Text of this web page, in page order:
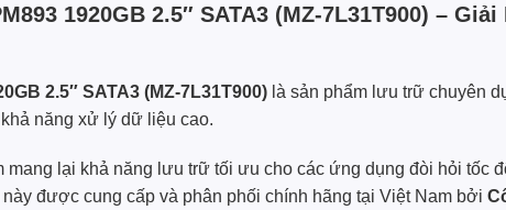
1920GB 2.5″ SATA3 (MZ-7L31T900) –
2.5″ SATA3 (MZ-7L31T900) là sản phẩm lưu trữ chuyên
năng xử lý dữ liệu cao.
mang lại khả năng lưu trữ tối ưu cho các ứng dụng đòi hỏi tốc
được cung cấp và phân phối chính hãng tại Việt Nam bởi